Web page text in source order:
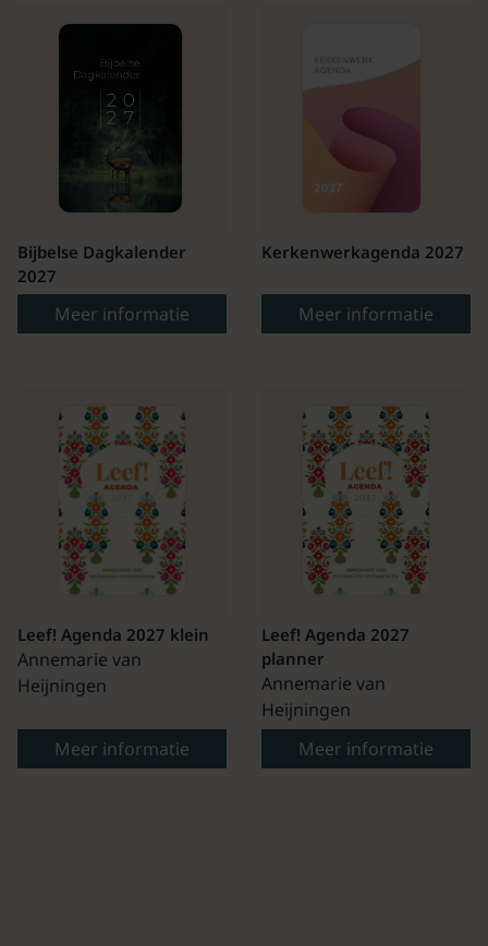
Bijbelse Dagkalender
2027
Meer informatie
Kerkenwerkagenda 2027
Meer informatie
Leef! Agenda 2027 klein
Annemarie van
Heijningen
Meer informatie
Leef! Agenda 2027
planner
Annemarie van
Heijningen
Meer informatie